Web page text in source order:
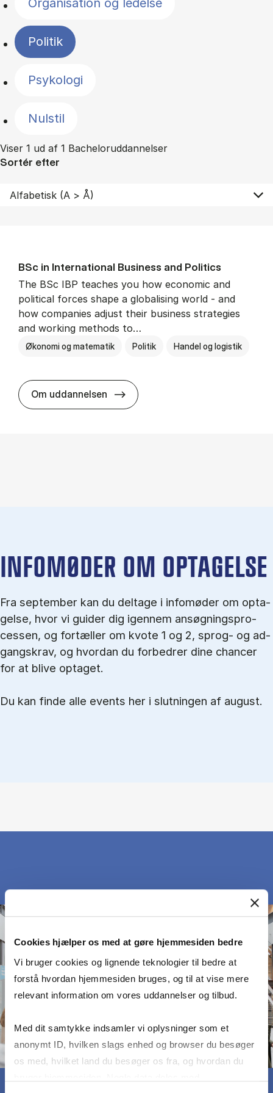
Cookies hjælper os med at gøre hjemmesiden bedre
Vi bruger cookies og lignende teknologier til bedre at
forstå hvordan hjemmesiden bruges, og til at vise mere
relevant information om vores uddannelser og tilbud.
Med dit samtykke indsamler vi oplysninger som et
anonymt ID, hvilken slags enhed og browser du besøger
os med, hvilket land du besøger os fra, og hvordan du
Organisation og ledelse
Politik
Psykologi
Nulstil
Viser 1 ud af 1 Bacheloruddannelser
Sortér efter
BSc in In­ter­na­tion­al Busi­ness and Polit­ics
The BSc IBP teaches you how economic and
political forces shape a globalising world - and
how companies adjust their business strategies
and working methods to…
Økonomi og matematik Politik Handel og logistik
Om uddannelsen BSc in In­ter­na­tion­al Busi­ness
IN­FO­MØ­DER OM OP­TA­GEL­SE
Fra september kan du del­tage i in­fo­mø­der om op­ta­
gel­se, hvor vi gu­i­der dig igen­nem an­søg­nings­pro­
ces­sen, og for­tæl­ler om kvo­te 1 og 2, sprog- og ad­
gangs­krav, og hvordan du forbedrer dine chancer
for at blive optaget.
Du kan finde alle events her i slutningen af august.